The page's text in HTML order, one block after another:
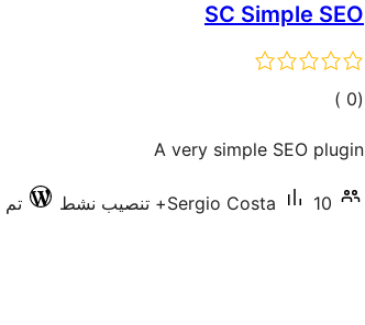
SC Simple SEO
(0
إجمالي)
A very simple SEO plugin
Sergio Costa 10+ تنصيب نشط تم